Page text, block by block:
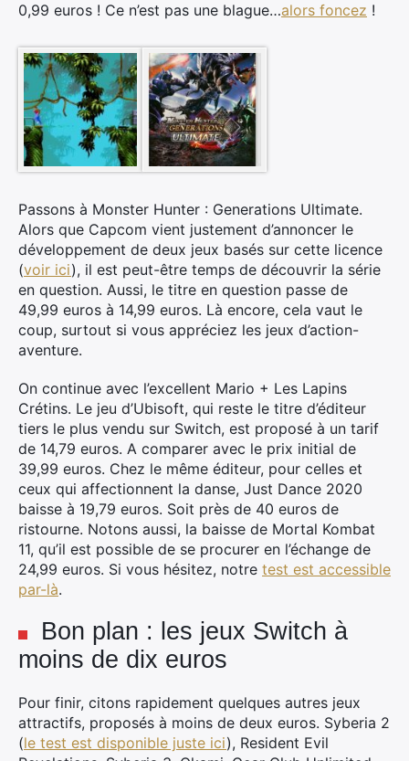
0,99 euros ! Ce n’est pas une blague…alors foncez !
Passons à Monster Hunter : Generations Ultimate.
Alors que Capcom vient justement d’annoncer le
développement de deux jeux basés sur cette licence
(voir ici), il est peut-être temps de découvrir la série
en question. Aussi, le titre en question passe de
49,99 euros à 14,99 euros. Là encore, cela vaut le
coup, surtout si vous appréciez les jeux d’action-
aventure.
On continue avec l’excellent Mario + Les Lapins
Crétins. Le jeu d’Ubisoft, qui reste le titre d’éditeur
tiers le plus vendu sur Switch, est proposé à un tarif
de 14,79 euros. A comparer avec le prix initial de
39,99 euros. Chez le même éditeur, pour celles et
ceux qui affectionnent la danse, Just Dance 2020
baisse à 19,79 euros. Soit près de 40 euros de
ristourne. Notons aussi, la baisse de Mortal Kombat
11, qu’il est possible de se procurer en l’échange de
24,99 euros. Si vous hésitez, notre test est accessible
par-là.
Bon plan : les jeux Switch à
moins de dix euros
Pour finir, citons rapidement quelques autres jeux
attractifs, proposés à moins de deux euros. Syberia 2
(le test est disponible juste ici), Resident Evil
×